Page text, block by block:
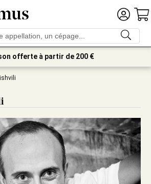
offerte à partir de 200 €